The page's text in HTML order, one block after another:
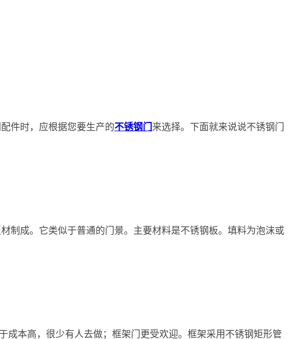
件时，应根据您要生产的不锈钢门 来选择。下面就来说说不锈钢门
制成。它类似于普通的门景。主要材料是不锈钢板。填料为泡沫或
成本高，很少有人去做；框架门更受欢迎。框架采用不锈钢矩形管